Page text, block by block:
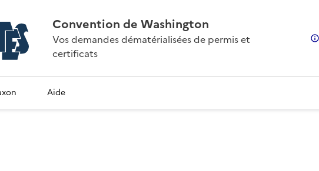
Convention de Washington
Vos demandes dématérialisées de permis et
certificats
Aide